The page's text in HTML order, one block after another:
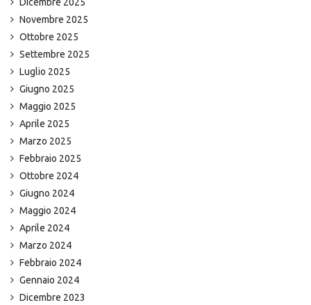
Dicembre 2025
Novembre 2025
Ottobre 2025
Settembre 2025
Luglio 2025
Giugno 2025
Maggio 2025
Aprile 2025
Marzo 2025
Febbraio 2025
Ottobre 2024
Giugno 2024
Maggio 2024
Aprile 2024
Marzo 2024
Febbraio 2024
Gennaio 2024
Dicembre 2023